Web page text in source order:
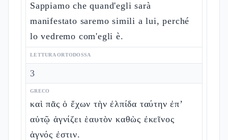
Sappiamo che quand'egli sarà
manifestato saremo simili a lui, perché
lo vedremo com'egli è.
LETTURA ORTODOSSA
3
GRECO
καὶ πᾶς ὁ ἔχων τὴν ἐλπίδα ταύτην ἐπ’
αὐτῷ ἁγνίζει ἑαυτὸν καθὼς ἐκεῖνος
ἁγνός ἐστιν.